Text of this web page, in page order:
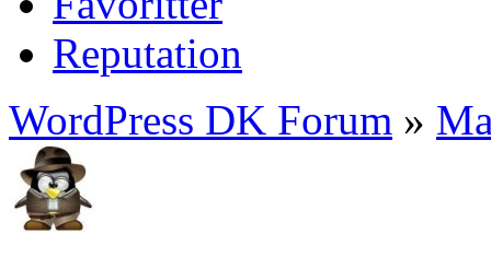
Reputation
WordPress DK Forum »